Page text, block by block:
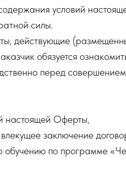
условий
силы.
действующие
обязуется
перед
настоящей Оферты,
заключение
обучению по программе